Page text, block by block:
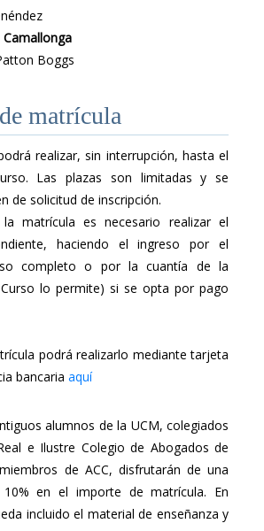
Camallonga
Boggs
matrícula
realizar, sin interrupción, hasta el
Las plazas son limitadas y se
de solicitud de inscripción.
matrícula es necesario realizar el
haciendo el ingreso por el
completo o por la cuantía de la
lo permite) si se opta por pago
podrá realizarlo mediante tarjeta
bancaria aquí
alumnos de la UCM, colegiados
e Ilustre Colegio de Abogados de
de ACC, disfrutarán de una
10% en el importe de matrícula. En
incluido el material de enseñanza y